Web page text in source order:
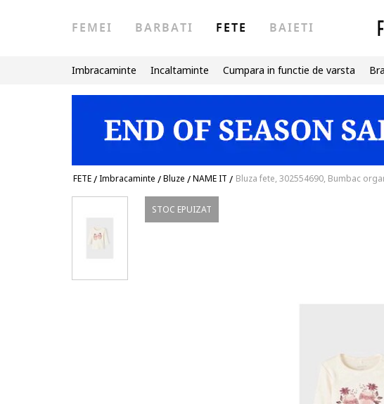
FEMEI BARBATI FETE BAIETI
Imbracaminte Incaltaminte Cumpara in functie de varsta
FETE/Imbracaminte /Bluze /NAME IT / Bluza fete, 302554690, Bumbac
STOC EPUIZAT